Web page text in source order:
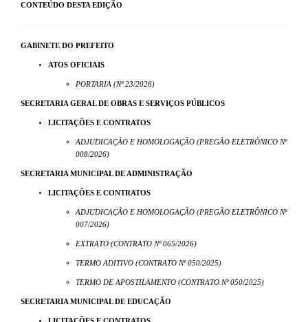
CONTEÚDO DESTA EDIÇÃO
GABINETE DO PREFEITO
ATOS OFICIAIS
PORTARIA (Nº 23/2026)
SECRETARIA GERAL DE OBRAS E SERVIÇOS PÚBLICOS
LICITAÇÕES E CONTRATOS
ADJUDICAÇÃO E HOMOLOGAÇÃO (PREGÃO ELETRÔNICO Nº
008/2026)
SECRETARIA MUNICIPAL DE ADMINISTRAÇÃO
LICITAÇÕES E CONTRATOS
ADJUDICAÇÃO E HOMOLOGAÇÃO (PREGÃO ELETRÔNICO Nº
007/2026)
EXTRATO (CONTRATO Nº 065/2026)
TERMO ADITIVO (CONTRATO Nº 050/2025)
TERMO DE APOSTILAMENTO (CONTRATO Nº 050/2025)
SECRETARIA MUNICIPAL DE EDUCAÇÃO